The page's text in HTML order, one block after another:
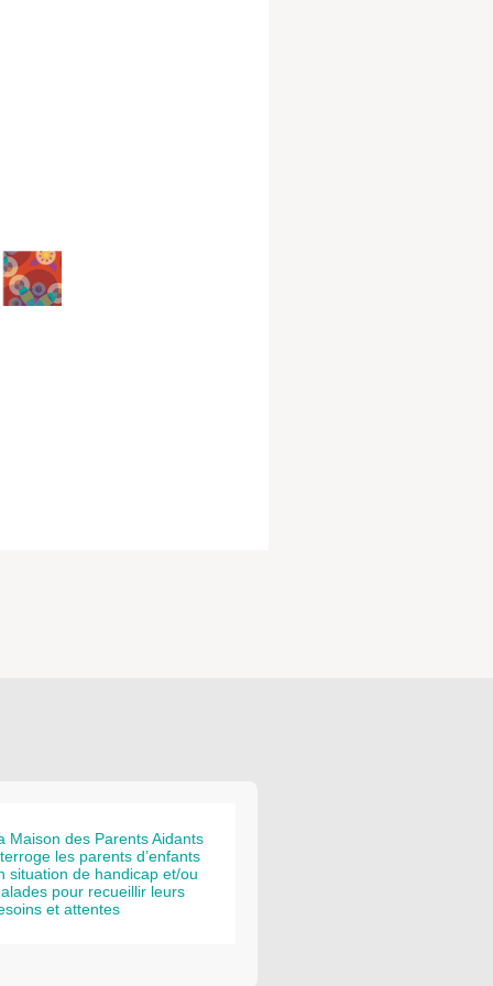
Maison des Parents Aidants
les parents d’enfants
situation de handicap et/ou
pour recueillir leurs
et attentes